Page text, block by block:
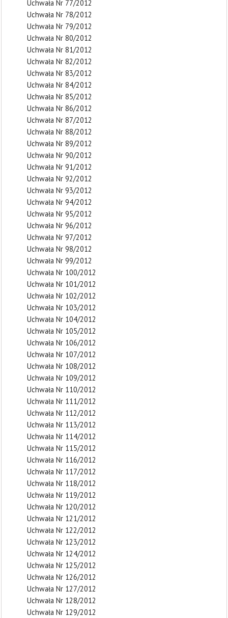
Uchwała Nr 77/2012
Uchwała Nr 78/2012
Uchwała Nr 79/2012
Uchwała Nr 80/2012
Uchwała Nr 81/2012
Uchwała Nr 82/2012
Uchwała Nr 83/2012
Uchwała Nr 84/2012
Uchwała Nr 85/2012
Uchwała Nr 86/2012
Uchwała Nr 87/2012
Uchwała Nr 88/2012
Uchwała Nr 89/2012
Uchwała Nr 90/2012
Uchwała Nr 91/2012
Uchwała Nr 92/2012
Uchwała Nr 93/2012
Uchwała Nr 94/2012
Uchwała Nr 95/2012
Uchwała Nr 96/2012
Uchwała Nr 97/2012
Uchwała Nr 98/2012
Uchwała Nr 99/2012
Uchwała Nr 100/2012
Uchwała Nr 101/2012
Uchwała Nr 102/2012
Uchwała Nr 103/2012
Uchwała Nr 104/2012
Uchwała Nr 105/2012
Uchwała Nr 106/2012
Uchwała Nr 107/2012
Uchwała Nr 108/2012
Uchwała Nr 109/2012
Uchwała Nr 110/2012
Uchwała Nr 111/2012
Uchwała Nr 112/2012
Uchwała Nr 113/2012
Uchwała Nr 114/2012
Uchwała Nr 115/2012
Uchwała Nr 116/2012
Uchwała Nr 117/2012
Uchwała Nr 118/2012
Uchwała Nr 119/2012
Uchwała Nr 120/2012
Uchwała Nr 121/2012
Uchwała Nr 122/2012
Uchwała Nr 123/2012
Uchwała Nr 124/2012
Uchwała Nr 125/2012
Uchwała Nr 126/2012
Uchwała Nr 127/2012
Uchwała Nr 128/2012
Uchwała Nr 129/2012